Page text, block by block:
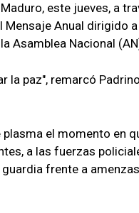
este jueves, a
Mensaje Anual dirigido
Asamblea Nacional
la paz", remarcó
el momento en
a las fuerzas
frente a